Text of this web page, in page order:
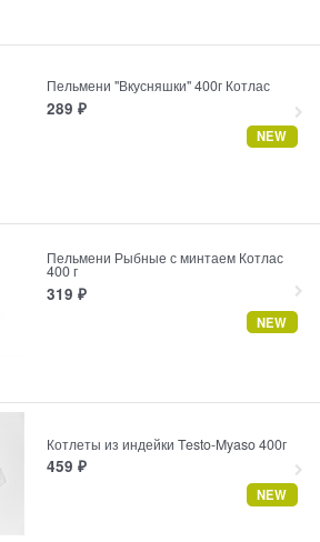
Пельмени "Вкусняшки" 400г Котлас
289 ₽
NEW
Пельмени Рыбные с минтаем Котлас
400 г
319 ₽
NEW
Котлеты из индейки Testo-Myaso 400г
459 ₽
NEW